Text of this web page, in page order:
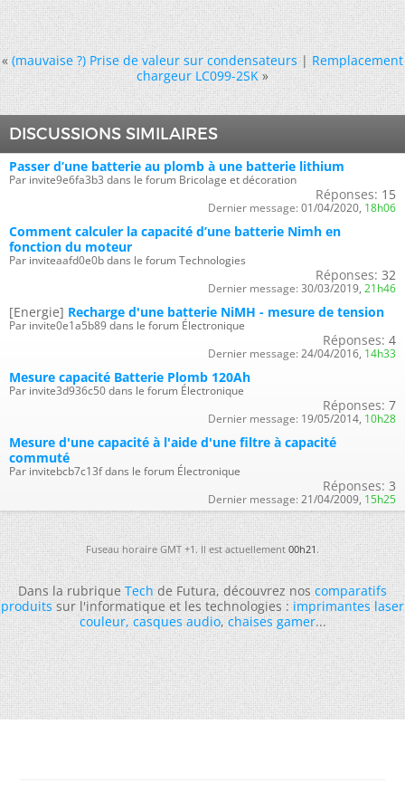
« (mauvaise ?) Prise de valeur sur condensateurs|Remplacement
chargeur LC099-2SK »
DISCUSSIONS SIMILAIRES
Passer d’une batterie au plomb à une batterie lithium
Par invite9e6fa3b3 dans le forum Bricolage et décoration
Réponses: 15
Dernier message: 01/04/2020, 18h06
Comment calculer la capacité d’une batterie Nimh en
fonction du moteur
Par inviteaafd0e0b dans le forum Technologies
Réponses: 32
Dernier message: 30/03/2019, 21h46
[Energie] Recharge d'une batterie NiMH - mesure de tension
Par invite0e1a5b89 dans le forum Électronique
Réponses: 4
Dernier message: 24/04/2016, 14h33
Mesure capacité Batterie Plomb 120Ah
Par invite3d936c50 dans le forum Électronique
Réponses: 7
Dernier message: 19/05/2014, 10h28
Mesure d'une capacité à l'aide d'une filtre à capacité
commuté
Par invitebcb7c13f dans le forum Électronique
Réponses: 3
Dernier message: 21/04/2009, 15h25
Fuseau horaire GMT +1. Il est actuellement00h21.
Dans la rubriqueTechde Futura, découvrez noscomparatifs
produitssur l'informatique et les technologies :imprimantes laser
couleur,casques audio,chaises gamer...